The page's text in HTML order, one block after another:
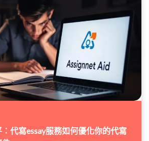
代寫essay服務如何優化你的代寫